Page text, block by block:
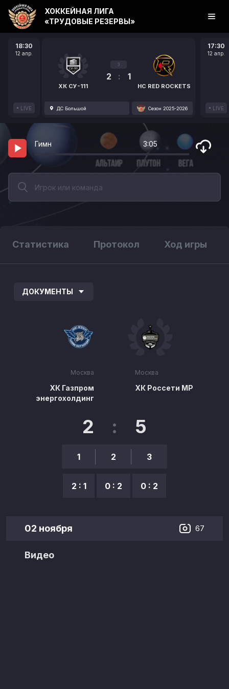
18:30
12 апр.
LIVE
ХК СУ-111
3
2 : 1
HC RED ROCKETS
ДС Большой Сезон 2025-2026
17:30
12 апр.
LIVE
ХОККЕЙНАЯ ЛИГА
«ТРУДОВЫЕ РЕЗЕРВЫ»
Гимн 3:05
Статистика Протокол Ход игры
ДОКУМЕНТЫ
Москва
ХК Газпром
энергохолдинг
2 : 5
1
2 : 1
2
0 : 2
3
0 : 2
Москва
ХК Россети МР
02 ноября 67
Видео